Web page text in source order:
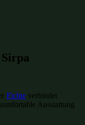
Fichte verbindet
Ausstattung